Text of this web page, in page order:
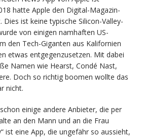
hatte Apple den Digital-Magazin-
ist keine typische Silicon-Valley-
von einigen namhaften US-
den Tech-Giganten aus Kalifornien
etwas entgegenzusetzen. Mit dabei
Namen wie Hearst, Condé Nast,
Doch so richtig boomen wollte das
nicht.
einige andere Anbieter, die per
an den Mann und an die Frau
ist eine App, die ungefähr so aussieht,